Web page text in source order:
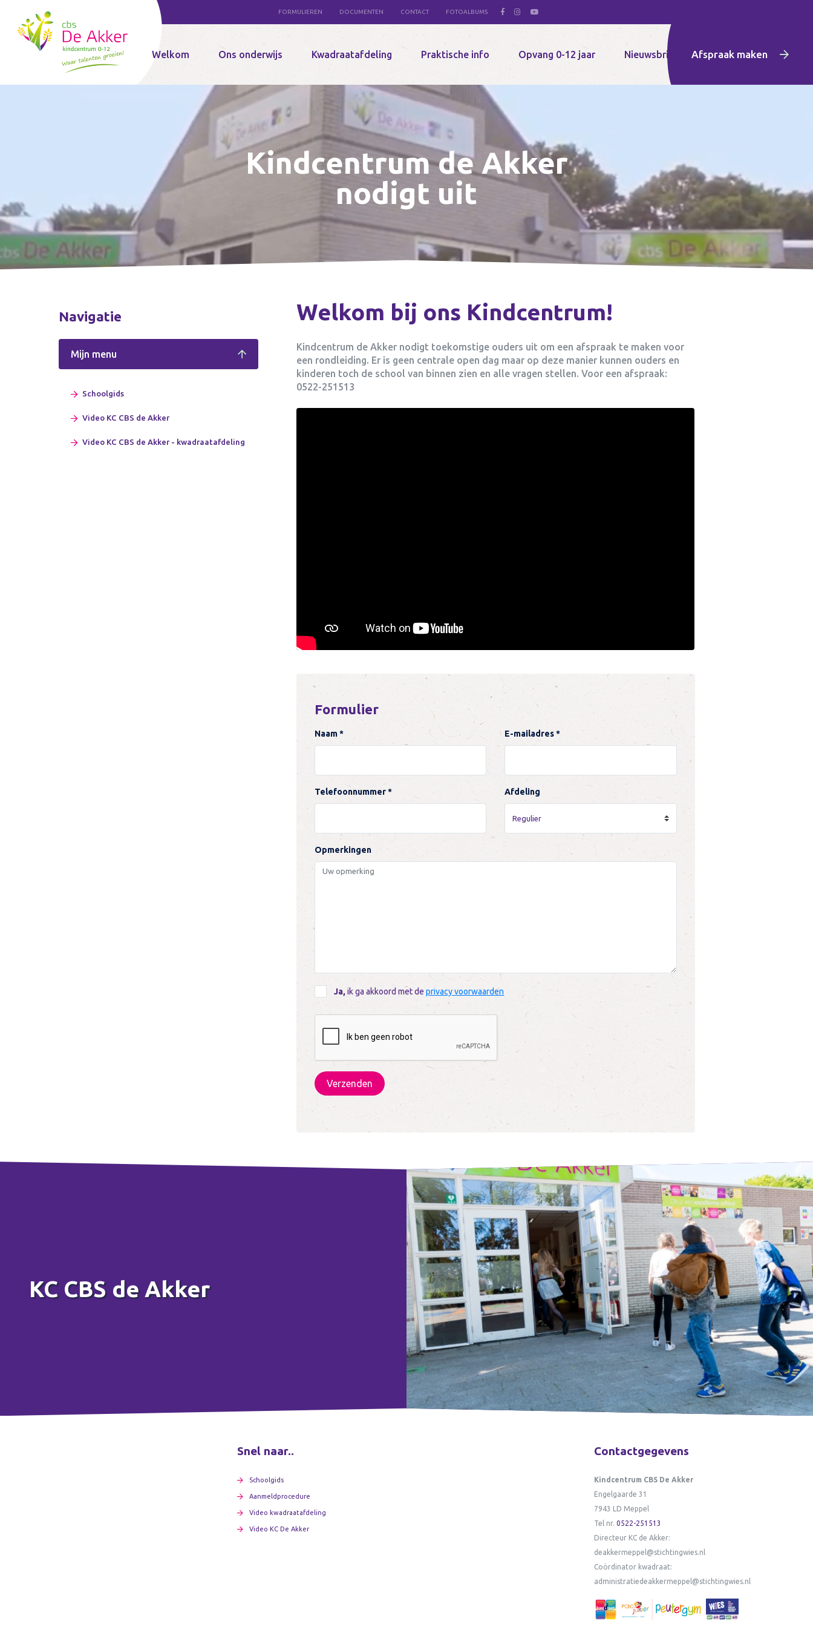
FORMULIEREN DOCUMENTEN CONTACT FOTOALBUMS
Home Welkom Ons onderwijs Kwadraatafdeling Praktische info Opvang 0-12 jaar Nieuwsbrief Afspraak maken
Kindcentrum de Akker
nodigt uit
Welkom bij ons Kindcentrum!
Kindcentrum de Akker nodigt toekomstige ouders uit om een afspraak te maken voor
een rondleiding. Er is geen centrale open dag maar op deze manier kunnen ouders en
kinderen toch de school van binnen zien en alle vragen stellen. Voor een afspraak:
0522-251513
Formulier
Naam * E-mailadres *
Telefoonnummer * Afdeling
Opmerkingen
Ja,ik ga akkoord met deprivacy voorwaarden
Verzenden
Navigatie
Mijn menu
Schoolgids
Video KC CBS de Akker
Video KC CBS de Akker - kwadraatafdeling
KC CBS de Akker
Snel naar..
Schoolgids
Aanmeldprocedure
Video kwadraatafdeling
Video KC De Akker
Contactgegevens
Kindcentrum CBS De Akker
Engelgaarde 31
7943 LD Meppel
Tel nr. 0522-251513
Directeur KC de Akker:
deakkermeppel@stichtingwies.nl
Coördinator kwadraat:
administratiedeakkermeppel@stichtingwies.nl